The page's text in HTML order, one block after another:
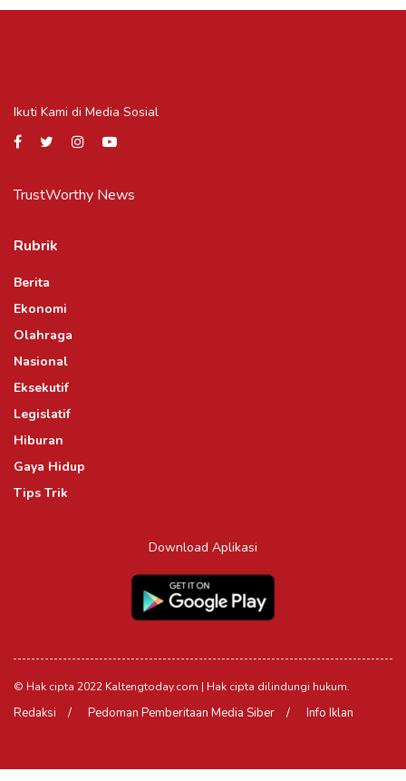
Ikuti Kami di Media Sosial
TrustWorthy News
Rubrik
Berita
Ekonomi
Olahraga
Nasional
Eksekutif
Legislatif
Hiburan
Gaya Hidup
Tips Trik
Download Aplikasi
© Hak cipta 2022 Kaltengtoday.com | Hak cipta dilindungi hukum.
Redaksi Pedoman Pemberitaan Media Siber Info Iklan